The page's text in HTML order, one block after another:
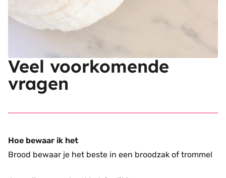
Veel voorkomende
vragen
Hoe bewaar ik het
Brood bewaar je het beste in een broodzak of trommel